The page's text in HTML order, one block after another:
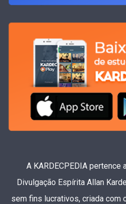
A KARDECPEDIA pertence
Divulgação Espírita Allan
sem fins lucrativos, criada com